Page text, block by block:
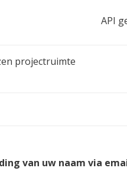
API
projectruimte
van uw naam via